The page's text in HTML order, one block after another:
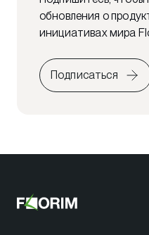
обновления о
инициативах мира
Подписаться